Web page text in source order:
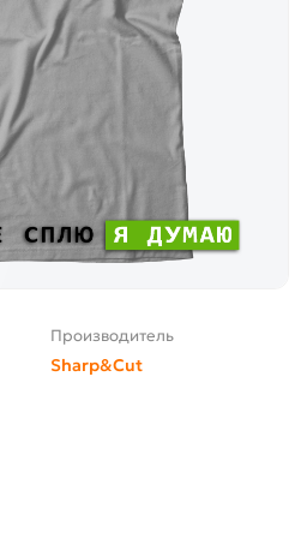
Производитель
Sharp&Cut